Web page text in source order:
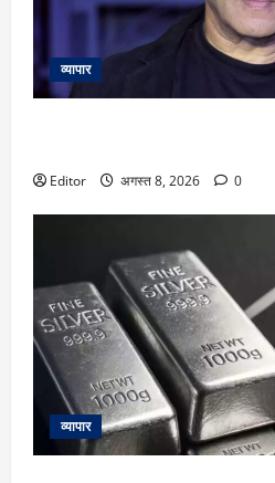
व्यापार
Editor अगस्त 8, 2026 0
व्यापार